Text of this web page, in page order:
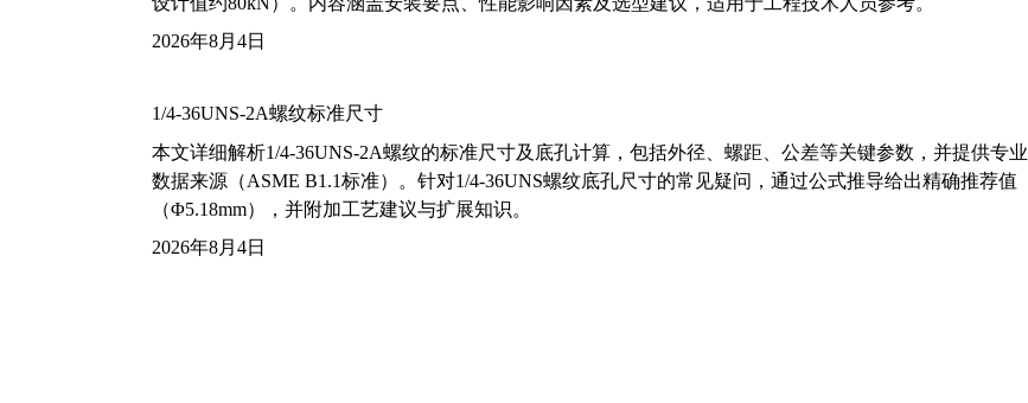
2026年8月4日
1/4-36UNS-2A螺纹标准尺寸
本文详细解析1/4-36UNS-2A螺纹的标准尺寸及底孔计算，包括外径、螺距、公差等关键参数，并提供专业
数据来源（ASME B1.1标准）。针对1/4-36UNS螺纹底孔尺寸的常见疑问，通过公式推导给出精确推荐值
（Φ5.18mm），并附加工艺建议与扩展知识。
2026年8月4日